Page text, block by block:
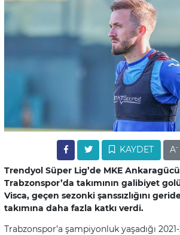
KAYDET A-
Trendyol Süper Lig’de MKE
Trabzonspor’da takımının galibiyet
Visca, geçen sezonki şanssızlığını
takımına daha fazla katkı verdi.
Trabzonspor’a şampiyonluk yaşadığı